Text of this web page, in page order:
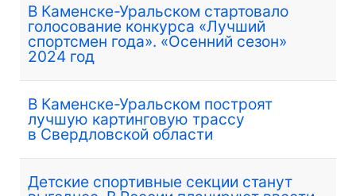
В Каменске-Уральском стартовало
голосование конкурса «Лучший
спортсмен года». «Осенний сезон»
2024 год
В Каменске-Уральском построят
лучшую картинговую трассу
в Свердловской области
Детские спортивные секции станут